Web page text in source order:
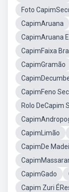
Foto
CapimAruana
CapimAruana
CapimFaixa
CapimGramão
CapimFeno
Rolo DeCapim
CapimLimão
CapimDe
CapimGado
Capim Zuri